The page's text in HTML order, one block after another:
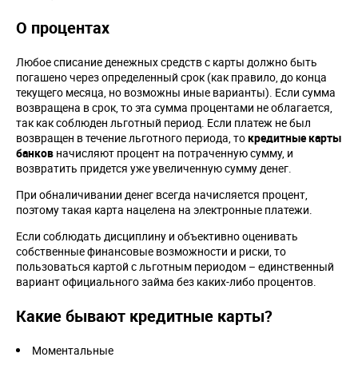
О процентах
Любое списание денежных средств с карты должно быть
погашено через определенный срок (как правило, до конца
текущего месяца, но возможны иные варианты). Если сумма
возвращена в срок, то эта сумма процентами не облагается,
так как соблюден льготный период. Если платеж не был
возвращен в течение льготного периода, токредитные карты
банков начисляют процент на потраченную сумму, и
возвратить придется уже увеличенную сумму денег.
При обналичивании денег всегда начисляется процент,
поэтому такая карта нацелена на электронные платежи.
Если соблюдать дисциплину и объективно оценивать
собственные финансовые возможности и риски, то
пользоваться картой с льготным периодом – единственный
вариант официального займа без каких-либо процентов.
Какие бывают кредитные карты?
Моментальные